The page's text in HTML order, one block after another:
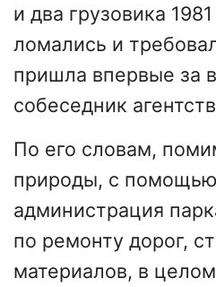
и два грузовика
ломались и
пришла впервые за
собеседник
По его словам,
природы, с помощью
администрация
по ремонту дорог,
материалов, в